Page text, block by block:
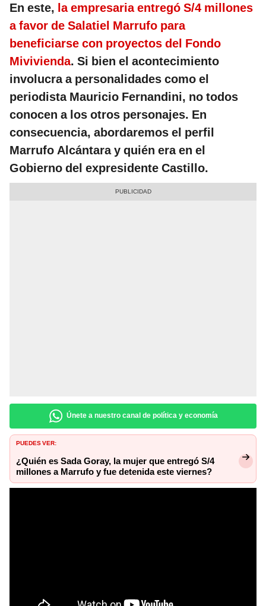
En este, la empresaria entregó S/4 millones
a favor de Salatiel Marrufo para
beneficiarse con proyectos del Fondo
Mivivienda. Si bien el acontecimiento
involucra a personalidades como el
periodista Mauricio Fernandini, no todos
conocen a los otros personajes. En
consecuencia, abordaremos el perfil
Marrufo Alcántara y quién era en el
Gobierno del expresidente Castillo.
Únete a nuestro canal de política y economía
PUEDES VER:
¿Quién es Sada Goray, la mujer que entregó S/4
millones a Marrufo y fue detenida este viernes?